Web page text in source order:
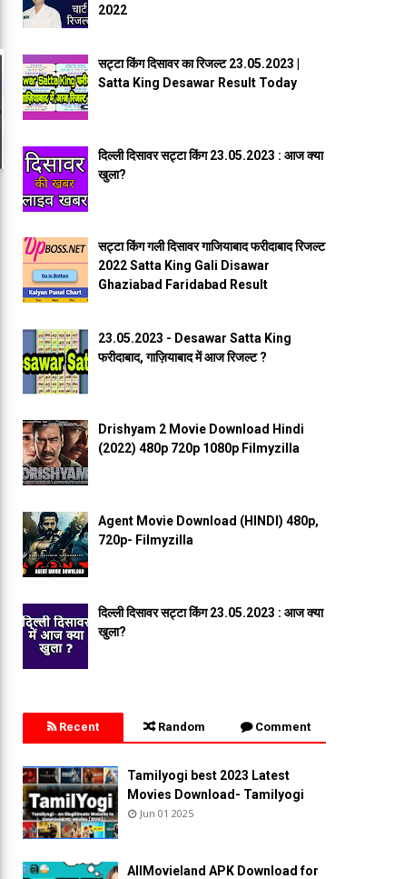
2022
सट्टा किंग दिसावर का रिजल्ट 23.05.2023 |
Satta King Desawar Result Today
दिल्ली दिसावर सट्टा किंग 23.05.2023 : आज क्या
खुला?
सट्टा किंग गली दिसावर गाजियाबाद फरीदाबाद रिजल्ट
2022 Satta King Gali Disawar
Ghaziabad Faridabad Result
23.05.2023 - Desawar Satta King
फरीदाबाद, गाज़ियाबाद में आज रिजल्ट ?
Drishyam 2 Movie Download Hindi
(2022) 480p 720p 1080p Filmyzilla
Agent Movie Download (HINDI) 480p,
720p- Filmyzilla
दिल्ली दिसावर सट्टा किंग 23.05.2023 : आज क्या
खुला?
Recent Random Comment
Tamilyogi best 2023 Latest
Movies Download- Tamilyogi
Jun 01 2025
AllMovieland APK Download for